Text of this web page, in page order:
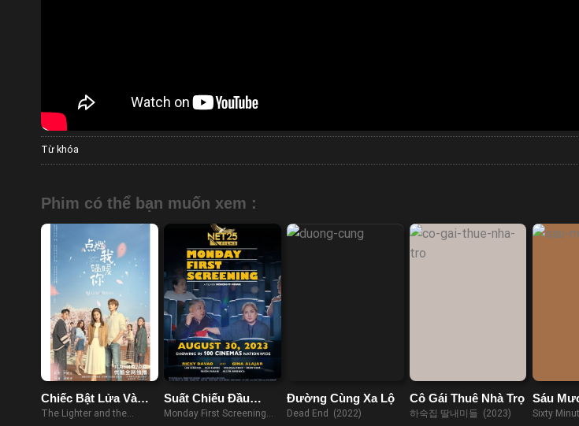
Từ khóa
Phim có thể bạn muốn xem :
Chiếc Bật Lửa Và
Váy Công Chúa
The Lighter and the
Suất Chiếu Đầu
Ngày Thứ Hai
Monday First Screening
Đường Cùng Xa Lộ
Dead End (2022)
Cô Gái Thuê Nhà Trọ
하숙집 딸내미들 (2023)
Sáu
Sixty